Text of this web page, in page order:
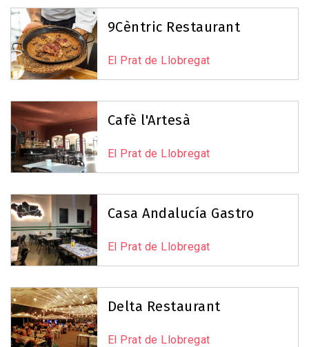
+
−
9Cèntric Restaurant
El Prat de Llobregat
Cafè l'Artesà
El Prat de Llobregat
Casa Andalucía Gastro
El Prat de Llobregat
Delta Restaurant
El Prat de Llobregat